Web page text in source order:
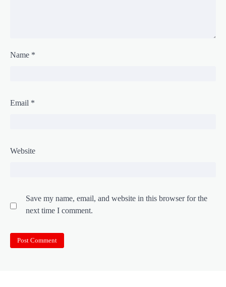
Name *
Email *
Website
Save my name, email, and website in this browser for the
next time I comment.